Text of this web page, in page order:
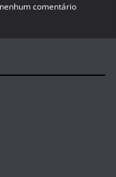
nenhum comentário